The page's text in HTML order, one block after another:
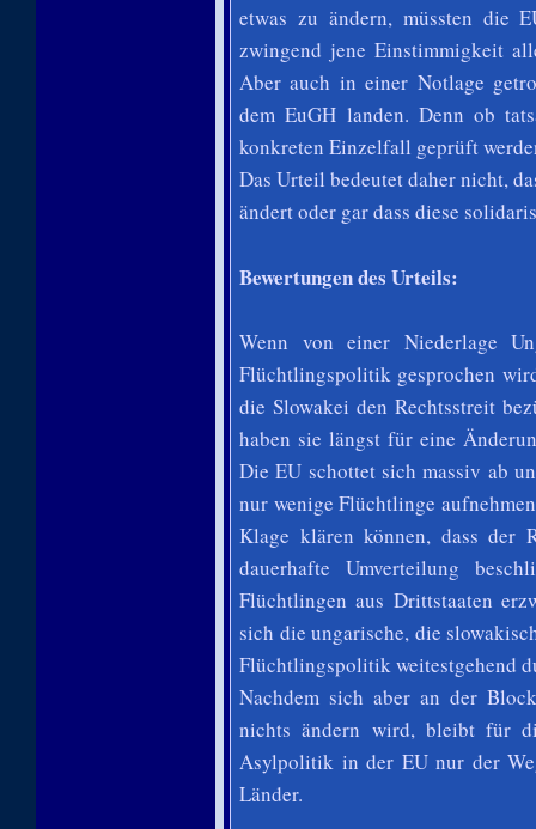
etwas zu ändern, müssten die
zwingend jene Einstimmigkeit
Aber auch in einer Notlage
dem EuGH landen. Denn ob
konkreten Einzelfall geprüft
Das Urteil bedeutet daher nicht,
ändert oder gar dass diese
Bewertungen des Urteils:
Wenn von einer Niederlage
Flüchtlingspolitik gesprochen
die Slowakei den Rechtsstreit
haben sie längst für eine
Die EU schottet sich massiv ab
nur wenige Flüchtlinge
Klage klären können, dass der
dauerhafte Umverteilung
Flüchtlingen aus Drittstaaten
sich die ungarische, die
Flüchtlingspolitik weitestgehend
Nachdem sich aber an der
nichts ändern wird, bleibt für
Asylpolitik in der EU nur der
Länder.